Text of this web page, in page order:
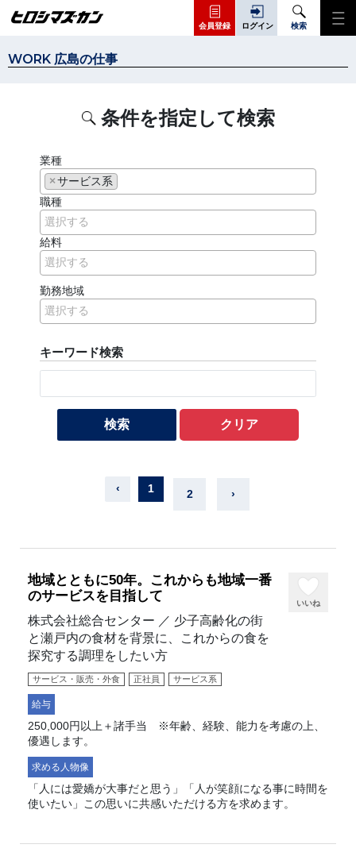
会員登録 ログイン 検索
WORK 広島の仕事
条件を指定して検索
業種
×サービス系
職種
給料
勤務地域
キーワード検索
検索 クリア
‹ 1 2 ›
地域とともに50年。これからも地域一番
のサービスを目指して
株式会社総合センター ／ 少子高齢化の街
と瀬戸内の食材を背景に、これからの食を
探究する調理をしたい方
いいね
サービス・販売・外食 正社員 サービス系
給与
250,000円以上＋諸手当 ※年齢、経験、能力を考慮の上、
優遇します。
求める人物像
「人には愛嬌が大事だと思う」「人が笑顔になる事に時間を
使いたい」この思いに共感いただける方を求めます。